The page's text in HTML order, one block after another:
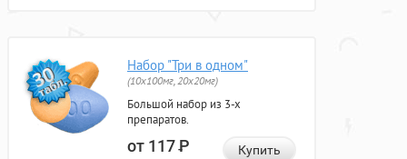
Набор "Три в одном"
(10x100мг, 20x20мг)
Большой набор из 3-х
препаратов.
от 117Р Купить